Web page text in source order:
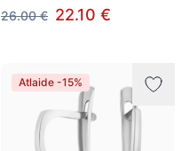
26.00 € 22.10 €
Atlaide -15%